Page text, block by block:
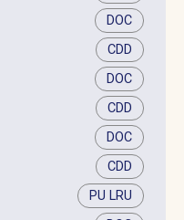
DOC
CDD
DOC
CDD
DOC
CDD
PU LRU